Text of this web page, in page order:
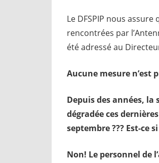
Le DFSPIP nous
rencontrées par
été adressé au
Aucune mesure n’est
Depuis des années,
dégradée ces
septembre ??? Est-ce
Non! Le personnel de